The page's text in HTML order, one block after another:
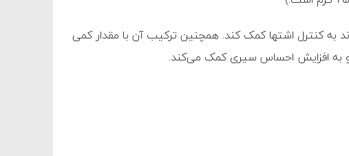
به کنترل اشتها کمک کند. همچنین ترکیب آن با مقدار کمی
به افزایش احساس سیری کمک می‌کند.